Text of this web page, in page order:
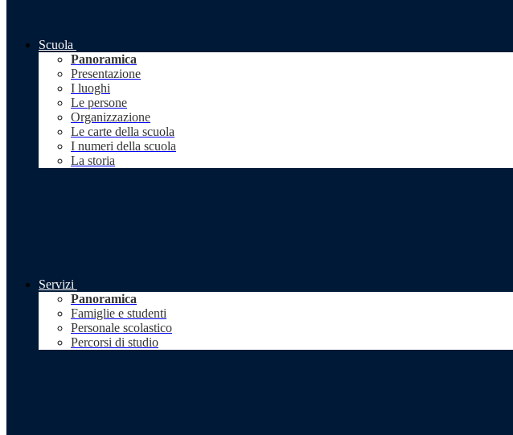
Scuola
Panoramica
Presentazione
I luoghi
Le persone
Organizzazione
Le carte della scuola
I numeri della scuola
La storia
Servizi
Panoramica
Famiglie e studenti
Personale scolastico
Percorsi di studio